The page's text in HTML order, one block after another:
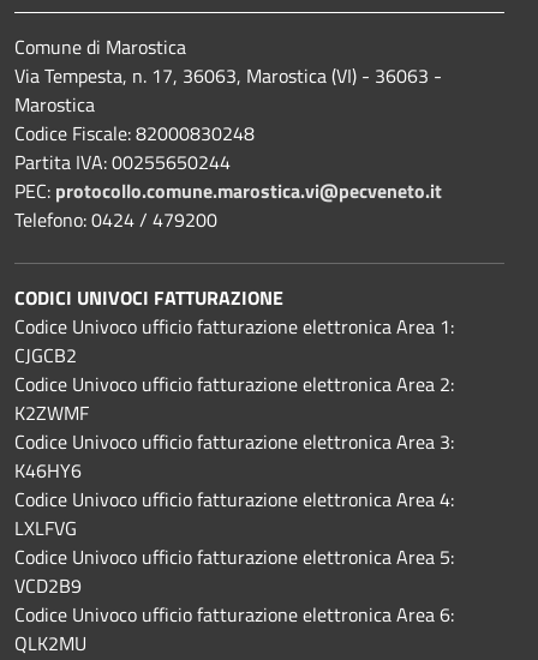
Comune di Marostica
Via Tempesta, n. 17, 36063, Marostica (VI) - 36063 -
Marostica
Codice Fiscale: 82000830248
Partita IVA: 00255650244
PEC: protocollo.comune.marostica.vi@pecveneto.it
Telefono: 0424 / 479200
CODICI UNIVOCI FATTURAZIONE
Codice Univoco ufficio fatturazione elettronica Area 1:
CJGCB2
Codice Univoco ufficio fatturazione elettronica Area 2:
K2ZWMF
Codice Univoco ufficio fatturazione elettronica Area 3:
K46HY6
Codice Univoco ufficio fatturazione elettronica Area 4:
LXLFVG
Codice Univoco ufficio fatturazione elettronica Area 5:
VCD2B9
Codice Univoco ufficio fatturazione elettronica Area 6:
QLK2MU